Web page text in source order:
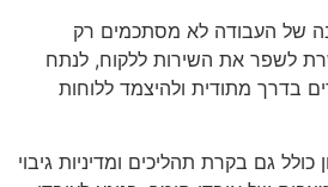
של העבודה לא מסתכמים רק
לשפר את השירות ללקוח, לנתח
בדרך מתודית ולהיצמד ללוחות
כולל גם בקרת תהליכים ומדיניות גיבוי